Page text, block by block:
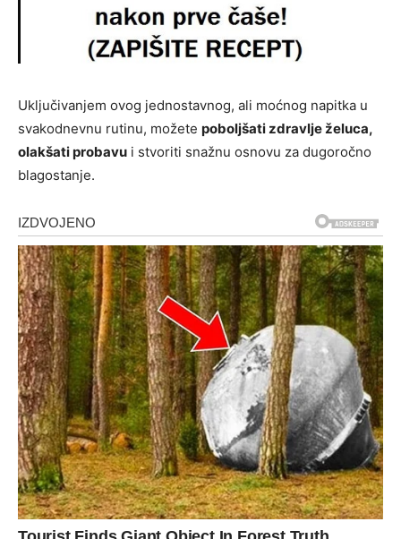
Uključivanjem ovog jednostavnog, ali moćnog napitka u
svakodnevnu rutinu, možete poboljšati zdravlje želuca,
olakšati probavu i stvoriti snažnu osnovu za dugoročno
blagostanje.